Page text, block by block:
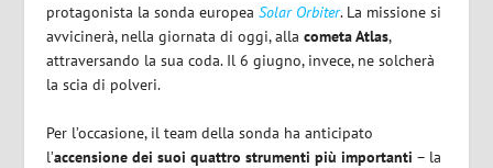
protagonista la sonda europeaSolar Orbiter. La missione si
avvicinerà, nella giornata di oggi, allacometa Atlas,
attraversando la sua coda. Il 6 giugno, invece, ne solcherà
la scia di polveri.
Per l’occasione, il team della sonda ha anticipato
l’accensione dei suoi quattro strumenti più importanti – la